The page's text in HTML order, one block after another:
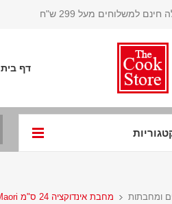
חינם למשלוחים מעל 299 ש"ח
דף בית
ומחבתות מחבת אינדוקציה 24 ס"מ Pedrini Maori